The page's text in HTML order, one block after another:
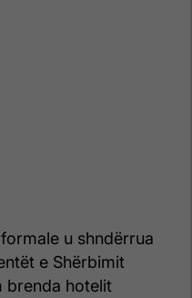
u shndërrua
e Shërbimit
brenda hotelit